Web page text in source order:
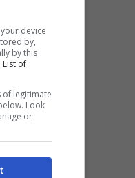
circaun
device
by,
by this
List of
of legitimate
Look
or